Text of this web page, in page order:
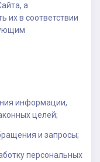
а
их в соответствии
информации,
целей;
и запросы;
персональных